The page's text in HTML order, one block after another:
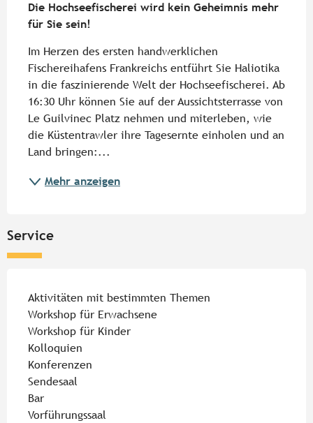
Die Hochseefischerei wird kein Geheimnis mehr
für Sie sein!
Im Herzen des ersten handwerklichen
Fischereihafens Frankreichs entführt Sie Haliotika
in die faszinierende Welt der Hochseefischerei. Ab
16:30 Uhr können Sie auf der Aussichtsterrasse von
Le Guilvinec Platz nehmen und miterleben, wie
die Küstentrawler ihre Tagesernte einholen und an
Land bringen:...
Mehr anzeigen
Service
Aktivitäten mit bestimmten Themen
Workshop für Erwachsene
Workshop für Kinder
Kolloquien
Konferenzen
Sendesaal
Bar
Vorführungssaal